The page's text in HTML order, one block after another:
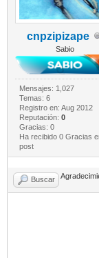
cnpzipizape
Sabio
Mensajes: 1,027
Temas: 6
Registro en: Aug 2012
Reputación: 0
Gracias: 0
Ha recibido 0 Gracias
post
Buscar